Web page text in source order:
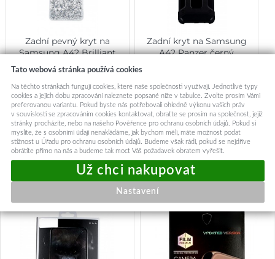
Zadní pevný kryt na
Samsung A42 Brilliant
Transparent
199,-
Skladem u dodavatele
Přidat do košíku
Zadní kryt na Samsung
A42 Panzer černý
99,-
Okamžité odeslání
Přidat do košíku
Mohlo by vás zajímat:
Tato webová stránka používá cookies
Na těchto stránkách fungují cookies, které naše společnosti využívají. Jednotlivé typy
cookies a jejich dobu zpracování naleznete popsané níže v tabulce. Zvolte prosím Vámi
preferovanou variantu. Pokud byste nás potřebovali ohledně výkonu vašich práv
v souvislosti se zpracováním cookies kontaktovat, obraťte se prosím na společnost, jejíž
stránky procházíte, nebo na našeho Pověřence pro ochranu osobních údajů. Pokud si
myslíte, že s osobními údaji nenakládáme, jak bychom měli, máte možnost podat
stížnost u Úřadu pro ochranu osobních údajů. Budeme však rádi, pokud se nejdříve
obrátíte přímo na nás a budeme tak moct Váš požadavek obratem vyřešit.
Nastavení